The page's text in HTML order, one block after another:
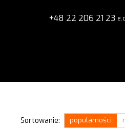
+48 22 206 21 23
Sortowanie: popularności